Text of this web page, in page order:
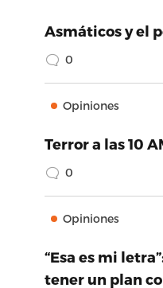
Asmáticos y el
0
Opiniones
Terror a las 10
0
Opiniones
“Esa es mi
tener un plan